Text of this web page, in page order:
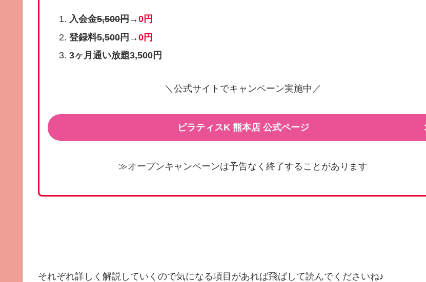
入会金5,500円→0円
登録料5,500円→0円
3ヶ月通い放題3,500円
＼公式サイトでキャンペーン実施中／
ピラティスK 熊本店 公式ページ
≫オープンキャンペーンは予告なく終了することがあります
それぞれ詳しく解説していくので気になる項目があれば飛ばして読んでくださいね♪